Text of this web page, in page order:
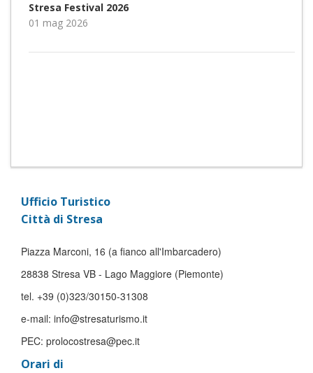
Stresa Festival 2026
01 mag 2026
Ufficio Turistico
Città di Stresa
Piazza Marconi, 16 (a fianco all'Imbarcadero)
28838 Stresa VB - Lago Maggiore (Piemonte)
tel. +39 (0)323/30150-31308
e-mail: info@stresaturismo.it
PEC: prolocostresa@pec.it
Orari di